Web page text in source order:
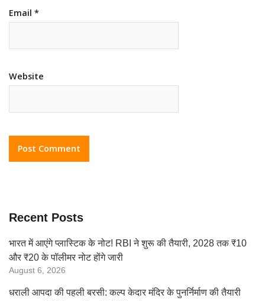
Email *
Website
Recent Posts
भारत में आएंगे प्लास्टिक के नोट! RBI ने शुरू की तैयारी, 2028 तक ₹10
और ₹20 के पॉलीमर नोट होंगे जारी
August 6, 2026
धराली आपदा की पहली बरसी: कल्प केदार मंदिर के पुनर्निर्माण की तैयारी